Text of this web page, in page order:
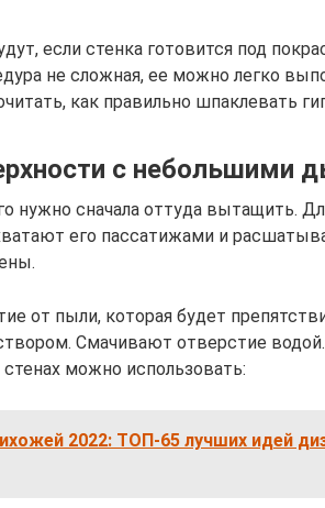
если стенка готовится под
не сложная, ее можно легко
как правильно шпаклевать
с небольшими
нужно сначала оттуда вытащить.
его пассатижами и
от пыли, которая будет
Смачивают отверстие
можно использовать:
2022: ТОП-65 лучших идей